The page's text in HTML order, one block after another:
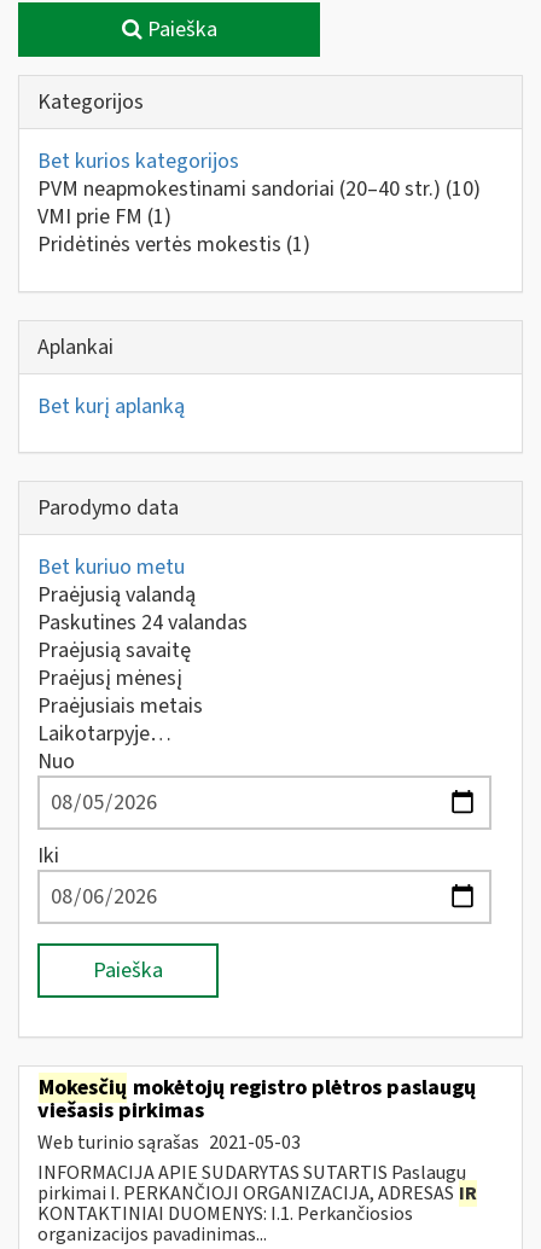
Paieška
Kategorijos
Bet kurios kategorijos
PVM neapmokestinami sandoriai (20–40 str.) (10)
VMI prie FM (1)
Pridėtinės vertės mokestis (1)
Aplankai
Bet kurį aplanką
Parodymo data
Bet kuriuo metu
Praėjusią valandą
Paskutines 24 valandas
Praėjusią savaitę
Praėjusį mėnesį
Praėjusiais metais
Laikotarpyje…
Nuo
Iki
Paieška
Mokesčių mokėtojų registro plėtros paslaugų
viešasis pirkimas
Web turinio sąrašas 2021-05-03
INFORMACIJA APIE SUDARYTAS SUTARTIS Paslaugų
pirkimai I. PERKANČIOJI ORGANIZACIJA, ADRESAS IR
KONTAKTINIAI DUOMENYS: I.1. Perkančiosios
organizacijos pavadinimas...